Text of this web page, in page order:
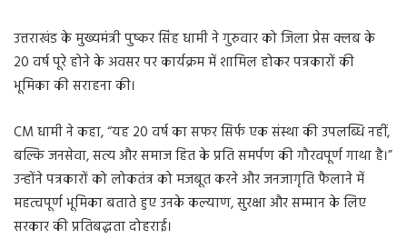
उत्तराखंड के मुख्यमंत्री पुष्कर सिंह धामी ने गुरुवार को जिला प्रेस क्लब के
20 वर्ष पूरे होने के अवसर पर कार्यक्रम में शामिल होकर पत्रकारों की
भूमिका की सराहना की।
CM धामी ने कहा, “यह 20 वर्ष का सफर सिर्फ एक संस्था की उपलब्धि नहीं,
बल्कि जनसेवा, सत्य और समाज हित के प्रति समर्पण की गौरवपूर्ण गाथा है।”
उन्होंने पत्रकारों को लोकतंत्र को मजबूत करने और जनजागृति फैलाने में
महत्वपूर्ण भूमिका बताते हुए उनके कल्याण, सुरक्षा और सम्मान के लिए
सरकार की प्रतिबद्धता दोहराई।